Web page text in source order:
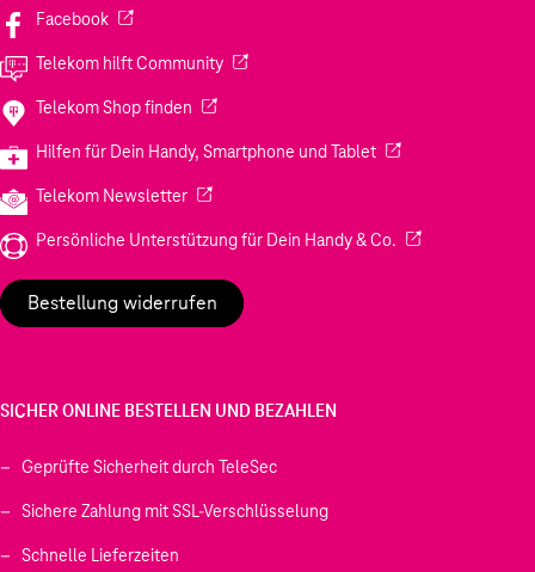
Facebook(Wird in einem neuen Tab geöffnet)
Telekom hilft Community(Wird in einem neuen Tab geöffnet)
Telekom Shop finden (Wird in einem neuen Tab geöffnet)
Hilfen für Dein Handy, Smartphone und Tablet(Wird in einem
Telekom Newsletter(Wird in einem neuen Tab geöffnet)
Persönliche Unterstützung für Dein Handy & Co. (Wird in einem
Bestellung widerrufen
SICHER ONLINE BESTELLEN UND BEZAHLEN
Geprüfte Sicherheit durch TeleSec
Sichere Zahlung mit SSL-Verschlüsselung
Schnelle Lieferzeiten